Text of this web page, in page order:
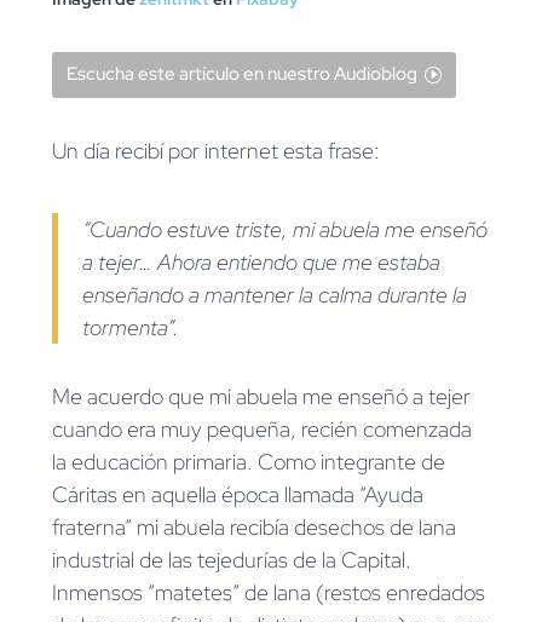
Escucha este artículo en nuestro Audioblog
Un día recibí por internet esta frase:
“Cuando estuve triste, mi abuela me enseñó
a tejer… Ahora entiendo que me estaba
enseñando a mantener la calma durante la
tormenta”.
Me acuerdo que mi abuela me enseñó a tejer
cuando era muy pequeña, recién comenzada
la educación primaria. Como integrante de
Cáritas en aquella época llamada “Ayuda
fraterna” mi abuela recibía desechos de lana
industrial de las tejedurías de la Capital.
Inmensos “matetes” de lana (restos enredados